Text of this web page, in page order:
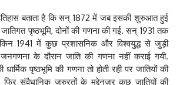
बताता है कि सन् 1872 में जब इसकी शुरुआत हुई
जातिगत पृष्ठभूमि, दोनों की गणना की गई. सन् 1931 तक
1941 में कुछ प्रशासनिक और विश्वयुद्ध से जुड़ी
के दौरान जाति की गणना नहीं कराई गयी.
पृष्ठभूमि की गणना तो होती रही पर जातियों की
संवैधानिक जरुरतों के मद्देनज़र कुछ जातियों की